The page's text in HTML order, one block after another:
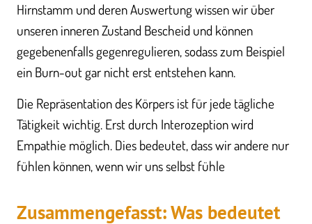
Hirnstamm und deren Auswertung wissen wir über
unseren inneren Zustand Bescheid und können
gegebenenfalls gegenregulieren, sodass zum Beispiel
ein Burn-out gar nicht erst entstehen kann.
Die Repräsentation des Körpers ist für jede tägliche
Tätigkeit wichtig. Erst durch Interozeption wird
Empathie möglich. Dies bedeutet, dass wir andere nur
fühlen können, wenn wir uns selbst fühle
Zusammengefasst: Was bedeutet